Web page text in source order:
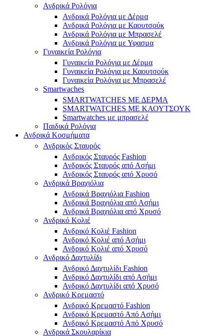
Ανδρικά Ρολόγια
Ανδρικά Ρολόγια με Δέρμα
Ανδρικά Ρολόγια με Καουτσούκ
Ανδρικά Ρολόγια με Μπρασελέ
Ανδρικά Ρολόγια με Υφασμα
Γυναικεία Ρολόγια
Γυναικεία Ρολόγια με Δέρμα
Γυναικεία Ρολόγια με Καουτσούκ
Γυναικεία Ρολόγια με Μπρασελέ
Smartwaches
SMARTWATCHES ΜΕ ΔΕΡΜΑ
SMARTWATCHES ΜΕ ΚΑΟΥΤΣΟΥΚ
Smartwatches με μπρασελέ
Παιδικά Ρολόγια
Ανδρικά Κοσμήματα
Ανδρικός Σταυρός
Ανδρικός Σταυρός Fashion
Ανδρικός Σταυρός από Ασήμι
Ανδρικός Σταυρός από Χρυσό
Ανδρικά Βραχιόλια
Ανδρικά Βραχιόλια Fashion
Ανδρικά Βραχιόλια από Ασήμι
Ανδρικά Βραχιόλια από Χρυσό
Ανδρικό Κολιέ
Ανδρικό Κολιέ Fashion
Ανδρικό Κολιέ από Ασήμι
Ανδρικό Κολιέ από Χρυσό
Ανδρικό Δαχτυλίδι
Ανδρικό Δαχτυλίδι Fashion
Ανδρικό Δαχτυλίδι από Ασήμι
Ανδρικό Δαχτυλίδι από Χρυσό
Ανδρικό Κρεμαστό
Ανδρικό Κρεμαστό Fashion
Ανδρικό Κρεμαστό Από Ασήμι
Ανδρικό Κρεμαστό Από Χρυσό
Ανδρικά Σκουλαρίκια